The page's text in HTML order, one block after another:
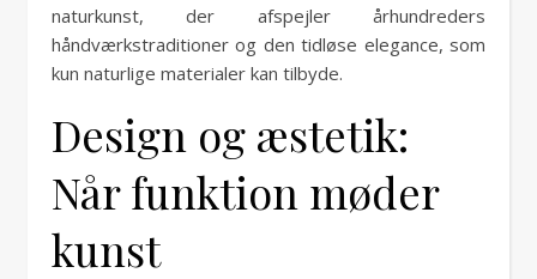
naturkunst, der afspejler århundreders
håndværkstraditioner og den tidløse elegance, som
kun naturlige materialer kan tilbyde.
Design og æstetik:
Når funktion møder
kunst